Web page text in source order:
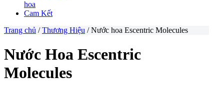
hoa
Cam Kết
Trang chủ /Thương Hiệu / Nước hoa Escentric Molecules
Nước Hoa Escentric
Molecules